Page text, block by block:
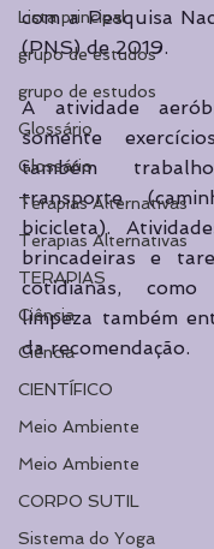
Lista principal
grupo de estudos
grupo de estudos
Glossário
Glossário
Terapias Alternativas
Terapias Alternativas
TERAPIAS
Ciência
Ciência
CIENTÍFICO
Meio Ambiente
Meio Ambiente
CORPO SUTIL
Sistema do Yoga
com a Pesquisa
(PNS) de 2019.
A atividade
somente
também
transporte
bicicleta).
brincadeiras e
cotidianas,
limpeza também
da recomendação.